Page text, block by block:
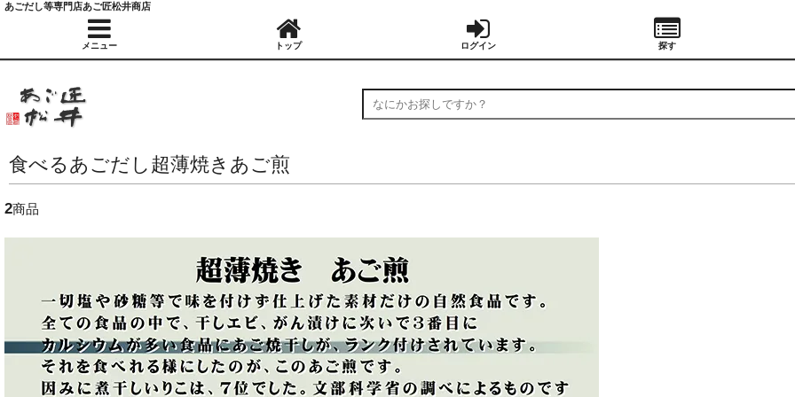
食べるあごだし超薄焼きあご煎
2商品
あごだし等専門店あご匠松井商店
メニュー トップ ログイン 探す